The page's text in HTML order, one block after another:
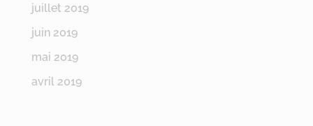
juillet 2019
juin 2019
mai 2019
avril 2019